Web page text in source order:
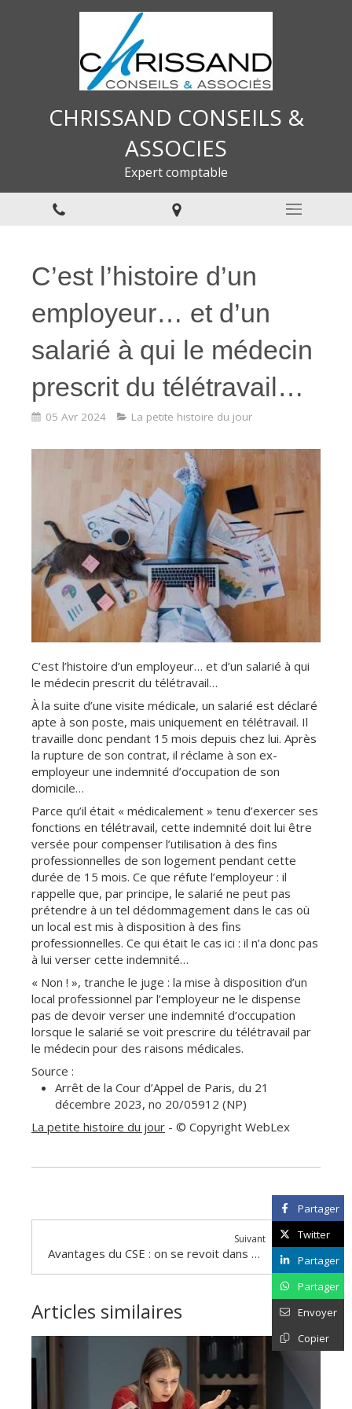
CHRISSAND CONSEILS &
ASSOCIES
Expert comptable
C’est l’histoire d’un
employeur… et d’un
salarié à qui le médecin
prescrit du télétravail…
05 Avr 2024 La petite histoire du jour
C’est l’histoire d’un employeur… et d’un salarié à qui
le médecin prescrit du télétravail…
À la suite d’une visite médicale, un salarié est déclaré
apte à son poste, mais uniquement en télétravail. Il
travaille donc pendant 15 mois depuis chez lui. Après
la rupture de son contrat, il réclame à son ex-
employeur une indemnité d’occupation de son
domicile…
Parce qu’il était « médicalement » tenu d’exercer ses
fonctions en télétravail, cette indemnité doit lui être
versée pour compenser l’utilisation à des fins
professionnelles de son logement pendant cette
durée de 15 mois. Ce que réfute l’employeur : il
rappelle que, par principe, le salarié ne peut pas
prétendre à un tel dédommagement dans le cas où
un local est mis à disposition à des fins
professionnelles. Ce qui était le cas ici : il n’a donc pas
à lui verser cette indemnité…
« Non ! », tranche le juge : la mise à disposition d’un
local professionnel par l’employeur ne le dispense
pas de devoir verser une indemnité d’occupation
lorsque le salarié se voit prescrire du télétravail par
le médecin pour des raisons médicales.
Source :
Arrêt de la Cour d’Appel de Paris, du 21
décembre 2023, no 20/05912 (NP)
La petite histoire du jour - © Copyright WebLex
Suivant
Avantages du CSE : on se revoit dans 6 mois ?
Articles similaires
Partager
Twitter
Partager
Partager
Envoyer
Copier